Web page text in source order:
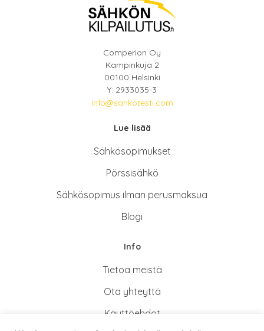
Comperion Oy
Kampinkuja 2
00100 Helsinki
Y: 2933035-3
info@sahkotesti.com
Lue lisää
Sähkösopimukset
Pörssisähkö
Sähkösopimus ilman perusmaksua
Blogi
Info
Tietoa meistä
Ota yhteyttä
Käyttöehdot